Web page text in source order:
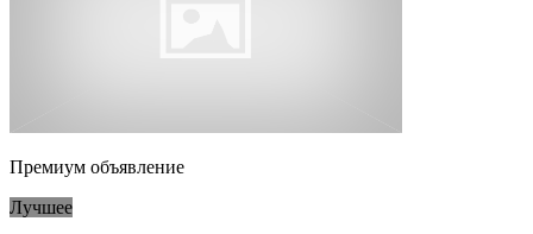
Премиум объявление
Лучшее